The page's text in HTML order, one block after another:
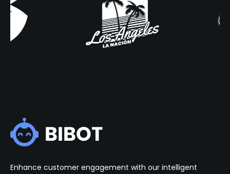
Enhance customer engagement with our intelligent